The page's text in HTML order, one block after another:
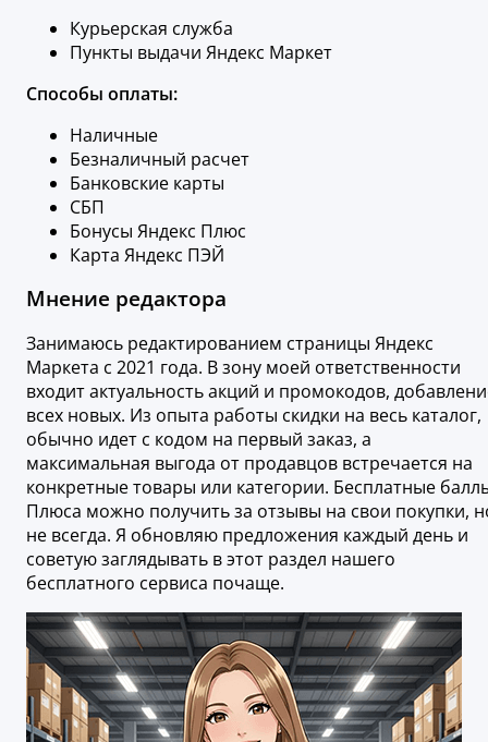
Курьерская служба
Пункты выдачи Яндекс Маркет
Способы оплаты:
Наличные
Безналичный расчет
Банковские карты
СБП
Бонусы Яндекс Плюс
Карта Яндекс ПЭЙ
Мнение редактора
Занимаюсь редактированием страницы Яндекс
Маркета с 2021 года. В зону моей ответственности
входит актуальность акций и промокодов,
всех новых. Из опыта работы скидки на весь каталог,
обычно идет с кодом на первый заказ, а
максимальная выгода от продавцов встречается на
конкретные товары или категории. Бесплатные
Плюса можно получить за отзывы на свои покупки,
не всегда. Я обновляю предложения каждый день и
советую заглядывать в этот раздел нашего
бесплатного сервиса почаще.